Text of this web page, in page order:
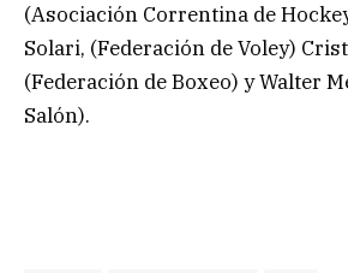
(Asociación Correntina de
Solari, (Federación de Voley)
(Federación de Boxeo) y Walter
Salón).